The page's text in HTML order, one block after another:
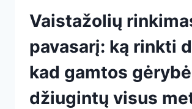
Vaistažolių
pavasarį: ką rinkti
kad gamtos
džiugintų visus